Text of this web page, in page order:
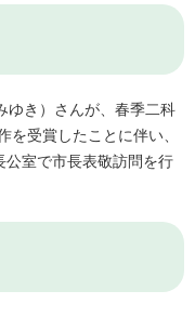
き）さんが、春季二科
を受賞したことに伴い、
室で市長表敬訪問を行